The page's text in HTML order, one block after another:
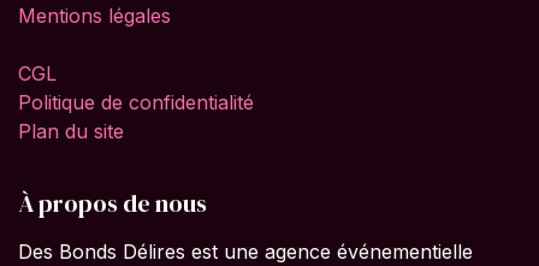
Mentions légales
CGL
Politique de confidentialité
Plan du site
À propos de nous
Des Bonds Délires est une agence événementielle